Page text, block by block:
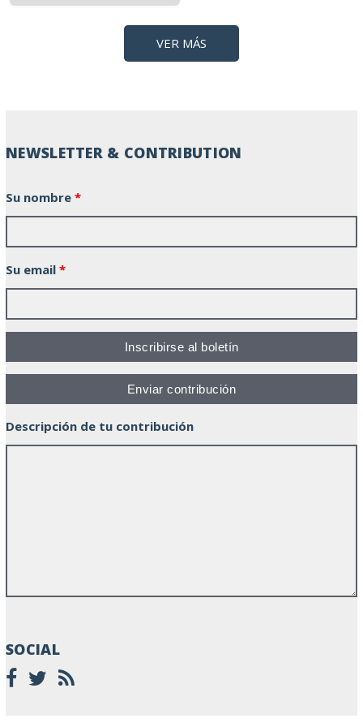
VER MÁS
NEWSLETTER & CONTRIBUTION
Su nombre *
Su email *
Descripción de tu contribución
SOCIAL